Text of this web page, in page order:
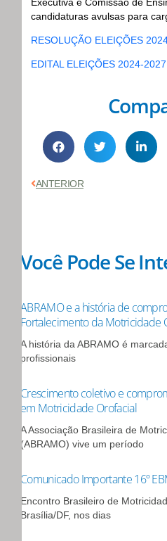
Executiva e Comissão de
candidaturas avulsas para
RESOLUÇÃO ELEIÇÕES
EDITAL ELEIÇÕES 2024-2027
Anterior
ANTERIOR
Você Pode Se
ABRAMO e a história de
Fortalecimento da Motricidade
A história da ABRAMO é
profissionais
Crescimento coletivo e
em Motricidade Orofacial
A Associação Brasileira de
(ABRAMO) vive um período
Comunicado Importante 16º
Encontro Brasileiro de
Brasília/DF, nos dias